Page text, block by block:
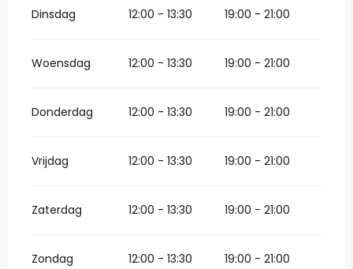
Dinsdag 12:00 - 13:30 19:00 - 21:00
Woensdag 12:00 - 13:30 19:00 - 21:00
Donderdag 12:00 - 13:30 19:00 - 21:00
Vrijdag 12:00 - 13:30 19:00 - 21:00
Zaterdag 12:00 - 13:30 19:00 - 21:00
Zondag 12:00 - 13:30 19:00 - 21:00